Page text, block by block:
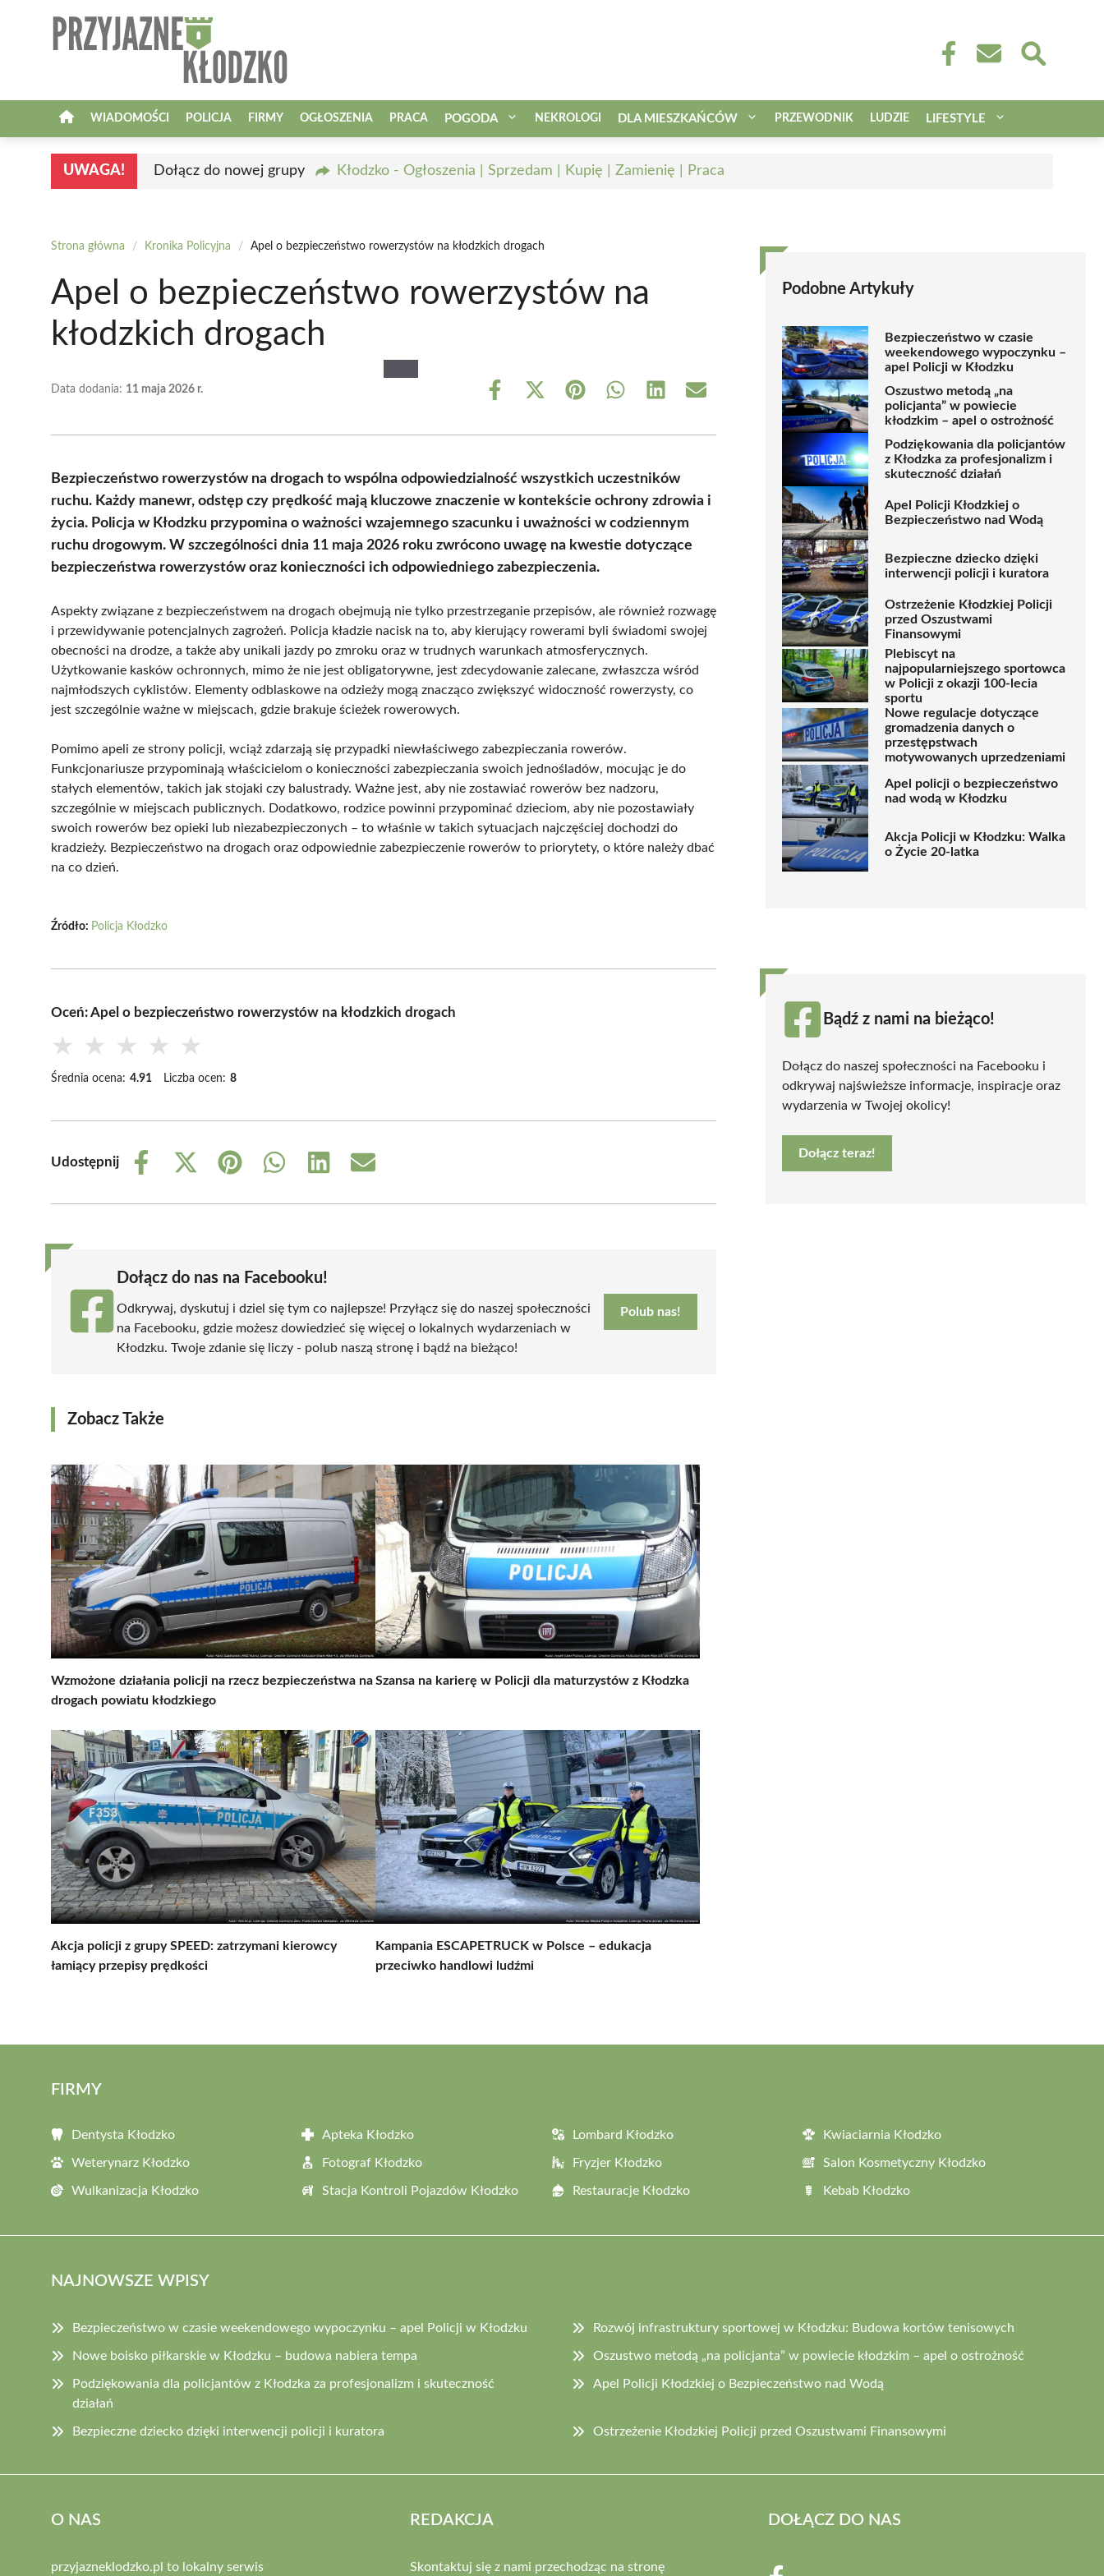
WIADOMOŚCI POLICJA FIRMY OGŁOSZENIA PRACA POGODA NEKROLOGI DLA MIESZKAŃCÓW PRZEWODNIK LUDZIE LIFESTYLE
UWAGA! Dołącz do nowej grupy Kłodzko - Ogłoszenia | Sprzedam | Kupię | Zamienię | Praca
Strona główna / Kronika Policyjna / Apel o bezpieczeństwo rowerzystów na kłodzkich drogach
Apel o bezpieczeństwo rowerzystów na
kłodzkich drogach
Data dodania: 11 maja 2026 r.
Share
Share
(Twitter)
Share Share Share Share
Bezpieczeństwo rowerzystów na drogach to wspólna odpowiedzialność wszystkich uczestników
ruchu. Każdy manewr, odstęp czy prędkość mają kluczowe znaczenie w kontekście ochrony zdrowia i
życia. Policja w Kłodzku przypomina o ważności wzajemnego szacunku i uważności w codziennym
ruchu drogowym. W szczególności dnia 11 maja 2026 roku zwrócono uwagę na kwestie dotyczące
bezpieczeństwa rowerzystów oraz konieczności ich odpowiedniego zabezpieczenia.
Aspekty związane z bezpieczeństwem na drogach obejmują nie tylko przestrzeganie przepisów, ale również rozwagę
i przewidywanie potencjalnych zagrożeń. Policja kładzie nacisk na to, aby kierujący rowerami byli świadomi swojej
obecności na drodze, a także aby unikali jazdy po zmroku oraz w trudnych warunkach atmosferycznych.
Użytkowanie kasków ochronnych, mimo że nie jest obligatorywne, jest zdecydowanie zalecane, zwłaszcza wśród
najmłodszych cyklistów. Elementy odblaskowe na odzieży mogą znacząco zwiększyć widoczność rowerzysty, co
jest szczególnie ważne w miejscach, gdzie brakuje ścieżek rowerowych.
Pomimo apeli ze strony policji, wciąż zdarzają się przypadki niewłaściwego zabezpieczania rowerów.
Funkcjonariusze przypominają właścicielom o konieczności zabezpieczania swoich jednośladów, mocując je do
stałych elementów, takich jak stojaki czy balustrady. Ważne jest, aby nie zostawiać rowerów bez nadzoru,
szczególnie w miejscach publicznych. Dodatkowo, rodzice powinni przypominać dzieciom, aby nie pozostawiały
swoich rowerów bez opieki lub niezabezpieczonych – to właśnie w takich sytuacjach najczęściej dochodzi do
kradzieży. Bezpieczeństwo na drogach oraz odpowiednie zabezpieczenie rowerów to priorytety, o które należy dbać
na co dzień.
Źródło: Policja Kłodzko
Oceń: Apel o bezpieczeństwo rowerzystów na kłodzkich drogach
★ ★ ★ ★ ★
Średnia ocena: 4.91 Liczba ocen: 8
Udostępnij
Share
Share
(Twitter)
Share
Share
Share
Share
Dołącz do nas na Facebooku!
Odkrywaj, dyskutuj i dziel się tym co najlepsze! Przyłącz się do naszej społeczności
na Facebooku, gdzie możesz dowiedzieć się więcej o lokalnych wydarzeniach w
Kłodzku. Twoje zdanie się liczy - polub naszą stronę i bądź na bieżąco!
Polub nas!
Zobacz Także
Wzmożone działania policji na rzecz bezpieczeństwa na
drogach powiatu kłodzkiego
Szansa na karierę w Policji dla maturzystów z Kłodzka
Akcja policji z grupy SPEED: zatrzymani kierowcy
łamiący przepisy prędkości
Kampania ESCAPETRUCK w Polsce – edukacja
przeciwko handlowi ludźmi
Podobne Artykuły
Bezpieczeństwo w czasie
weekendowego wypoczynku –
apel Policji w Kłodzku
Oszustwo metodą „na
policjanta” w powiecie
kłodzkim – apel o ostrożność
Podziękowania dla policjantów
z Kłodzka za profesjonalizm i
skuteczność działań
Apel Policji Kłodzkiej o
Bezpieczeństwo nad Wodą
Bezpieczne dziecko dzięki
interwencji policji i kuratora
Ostrzeżenie Kłodzkiej Policji
przed Oszustwami
Finansowymi
Plebiscyt na
najpopularniejszego sportowca
w Policji z okazji 100-lecia
sportu
Nowe regulacje dotyczące
gromadzenia danych o
przestępstwach
motywowanych uprzedzeniami
Apel policji o bezpieczeństwo
nad wodą w Kłodzku
Akcja Policji w Kłodzku: Walka
o Życie 20-latka
Bądź z nami na bieżąco!
Dołącz do naszej społeczności na Facebooku i
odkrywaj najświeższe informacje, inspiracje oraz
wydarzenia w Twojej okolicy!
Dołącz teraz!
FIRMY
Dentysta Kłodzko Apteka Kłodzko Lombard Kłodzko Kwiaciarnia Kłodzko
Weterynarz Kłodzko Fotograf Kłodzko Fryzjer Kłodzko Salon Kosmetyczny Kłodzko
Wulkanizacja Kłodzko Stacja Kontroli Pojazdów Kłodzko Restauracje Kłodzko Kebab Kłodzko
NAJNOWSZE WPISY
Bezpieczeństwo w czasie weekendowego wypoczynku – apel Policji w Kłodzku Rozwój infrastruktury sportowej w Kłodzku: Budowa kortów tenisowych
Nowe boisko piłkarskie w Kłodzku – budowa nabiera tempa Oszustwo metodą „na policjanta” w powiecie kłodzkim – apel o ostrożność
Podziękowania dla policjantów z Kłodzka za profesjonalizm i skuteczność
działań
Apel Policji Kłodzkiej o Bezpieczeństwo nad Wodą
Bezpieczne dziecko dzięki interwencji policji i kuratora Ostrzeżenie Kłodzkiej Policji przed Oszustwami Finansowymi
O NAS
przyjazneklodzko.pl to lokalny serwis
REDAKCJA
Skontaktuj się z nami przechodząc na stronę
DOŁĄCZ DO NAS